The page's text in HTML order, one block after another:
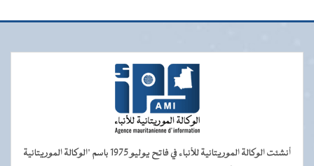
أنشئت الوكالة الموريتانية للأنباء في فاتح يوليو 1975 باسم "الوكالة الموريتانية